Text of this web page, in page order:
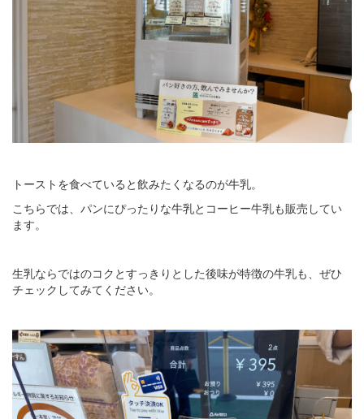
トーストを食べていると飲みたくなるのが牛乳。
こちらでは、パンにぴったりな牛乳とコーヒー牛乳も販売してい
ます。
生乳ならではのコクとすっきりとした後味が特徴の牛乳も、ぜひ
チェックしてみてください。